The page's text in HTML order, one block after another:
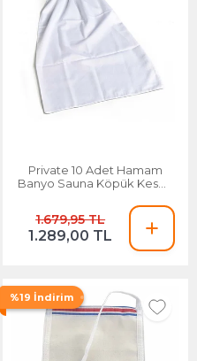
Private 10 Adet Hamam
Banyo Sauna Köpük Kesesi
1.679,95 TL
1.289,00 TL
%19 İndirim